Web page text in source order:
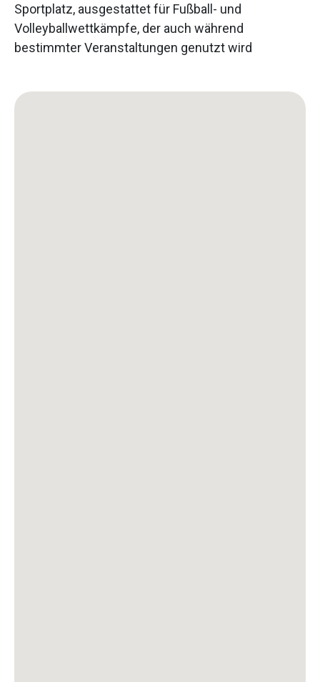
Sportplatz, ausgestattet für Fußball- und
Volleyballwettkämpfe, der auch während
bestimmter Veranstaltungen genutzt wird